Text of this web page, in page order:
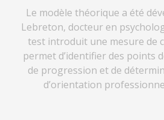
Le modèle théorique a été
Lebreton, docteur en
test introduit une mesure de
permet d’identifier des points
de progression et de
d’orientation